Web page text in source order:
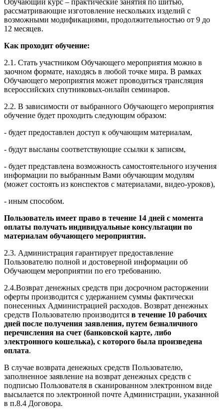
рассматривающие изготовление нескольких изделий с
возможными модификациями, продолжительностью от 9 до
12 месяцев.
Как проходит обучение:
2.1. Стать участником Обучающего мероприятия можно в
заочном формате, находясь в любой точке мира. В рамках
Обучающего мероприятия может проводиться трансляция
всероссийских спутниковых-онлайн семинаров.
2.2. В зависимости от выбранного Обучающего мероприятия
обучение будет проходить следующим образом:
- будет предоставлен доступ к обучающим материалам,
- будут высланы соответствующие ссылки к записям,
- будет представлена возможность самостоятельного изучения
информации по выбранным Вами обучающим модулям
(может состоять из конспектов с материалами, видео-уроков),
- иным способом.
Пользователь имеет право в течение 14 дней с момента
оплаты получать индивидуальные консультации по
материалам обучающего мероприятия.
2.3. Администрация гарантирует предоставление
Пользователю полной и достоверной информации об
Обучающем мероприятии по его требованию.
2.4.Возврат денежных средств при досрочном расторжении
оферты производится с удержанием суммы фактически
понесенных Администрацией расходов. Возврат денежных
средств Пользователю производится в течение 10 рабочих
дней после получения заявления, путем безналичного
перечисления на счет (банковской карте, либо
электронного кошелька), с которого была произведена
оплата.
В случае возврата денежных средств Пользователю,
заполненное заявление на возврат денежных средств с
подписью Пользователя в сканированном электронном виде
высылается по электронной почте Администрации, указанной
в п.8.4 Договора.